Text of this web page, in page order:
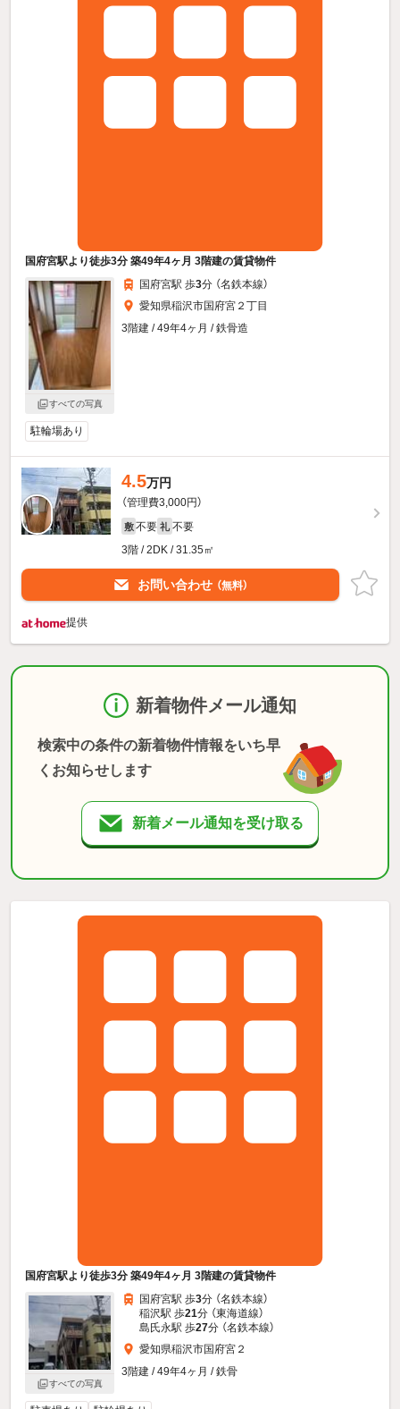
国府宮駅より徒歩3分 築49年4ヶ月 3階建の賃貸物件
すべての写真
国府宮駅 歩3分 （名鉄本線）
愛知県稲沢市国府宮２丁目
3階建 / 49年4ヶ月 / 鉄骨造
駐輪場あり
4.5万円
（管理費3,000円）
敷 不要 礼 不要
3階 / 2DK / 31.35㎡
お問い合わせ （無料）
提供
新着物件メール通知
検索中の条件の新着物件情報をいち早
くお知らせします
新着メール通知を受け取る
国府宮駅より徒歩3分 築49年4ヶ月 3階建の賃貸物件
すべての写真
国府宮駅 歩3分 （名鉄本線）
稲沢駅 歩21分 （東海道線）
島氏永駅 歩27分 （名鉄本線）
愛知県稲沢市国府宮２
3階建 / 49年4ヶ月 / 鉄骨